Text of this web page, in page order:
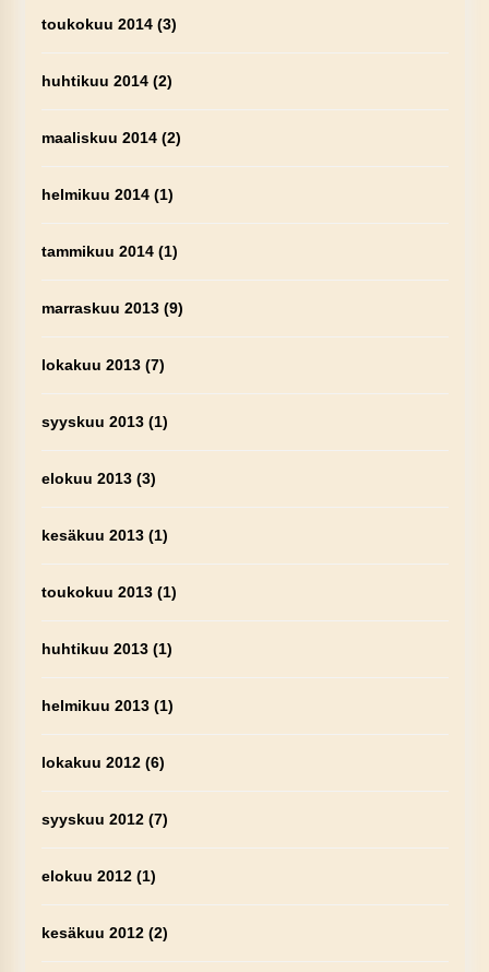
toukokuu 2014(3)
huhtikuu 2014(2)
maaliskuu 2014(2)
helmikuu 2014(1)
tammikuu 2014(1)
marraskuu 2013(9)
lokakuu 2013(7)
syyskuu 2013(1)
elokuu 2013(3)
kesäkuu 2013(1)
toukokuu 2013(1)
huhtikuu 2013(1)
helmikuu 2013(1)
lokakuu 2012(6)
syyskuu 2012(7)
elokuu 2012(1)
kesäkuu 2012(2)